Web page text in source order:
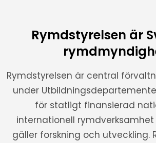
Rymdstyrelsen är
Rymdstyrelsen är central
under
för statligt finansierad
internationell rymdverksamhet
gäller forskning och utveckling.